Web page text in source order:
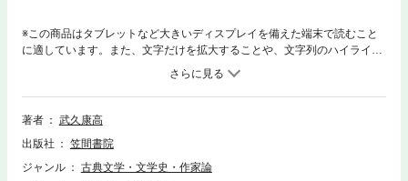
※この商品はタブレットなど大きいディスプレイを備えた端末で読むこと
に適しています。また、文字だけを拡大することや、文字列のハイライ
ト、検索、辞書の参照、引用などの機能が使用できません。テクストをど
う読むか、読むとはどういうことか。テクストが同時代の社会的、歴史的
諸言説とどのようにかかわりを持ち、既存のテクスト言説が反復する言説
として、『枕草子』上に如何に構築されたか、そのメカニズムに迫る。
著者
武久康高
出版社
笠間書院
ジャンル
古典文学・文学史・作家論